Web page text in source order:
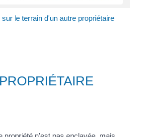
le terrain d'un autre propriétaire